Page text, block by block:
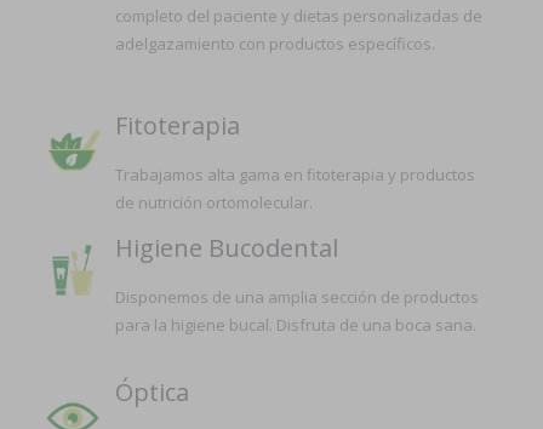
completo del paciente y dietas personalizadas de
adelgazamiento con productos específicos.
Fitoterapia
Trabajamos alta gama en fitoterapia y productos
de nutrición ortomolecular.
Higiene Bucodental
Disponemos de una amplia sección de productos
para la higiene bucal. Disfruta de una boca sana.
Óptica